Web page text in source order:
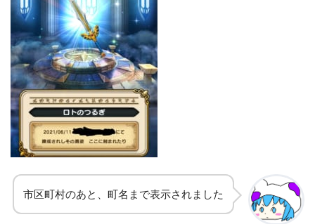
市区町村のあと、町名まで表示されました